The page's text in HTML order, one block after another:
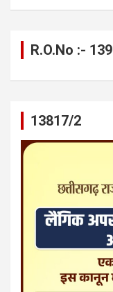
R.O.No :-
13817/2